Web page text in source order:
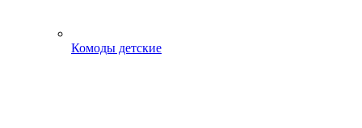
Комоды детские